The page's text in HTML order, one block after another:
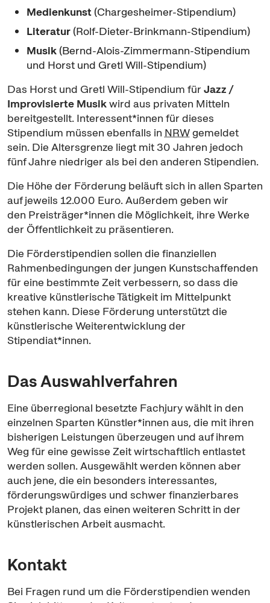
Medienkunst (Chargesheimer-Stipendium)
Literatur (Rolf-Dieter-Brinkmann-Stipendium)
Musik (Bernd-Alois-Zimmermann-Stipendium
und Horst und Gretl Will-Stipendium)
Das Horst und Gretl Will-Stipendium fürJazz /
Improvisierte Musikwird aus privaten Mitteln
bereitgestellt. Interessent*innen für dieses
Stipendium müssen ebenfalls in NRWgemeldet
sein. Die Altersgrenze liegt mit 30 Jahren jedoch
fünf Jahre niedriger als bei den anderen Stipendien.
Die Höhe der Förderung beläuft sich in allen Sparten
auf jeweils 12.000 Euro. Außerdem geben wir
den Preisträger*innen die Möglichkeit, ihre Werke
der Öffentlichkeit zu präsentieren.
Die Förderstipendien sollen die finanziellen
Rahmenbedingungen der jungen Kunstschaffenden
für eine bestimmte Zeit verbessern, so dass die
kreative künstlerische Tätigkeit im Mittelpunkt
stehen kann. Diese Förderung unterstützt die
künstlerische Weiterentwicklung der
Stipendiat*innen.
Das Auswahlverfahren
Eine überregional besetzte Fachjury wählt in den
einzelnen Sparten Künstler*innen aus, die mit ihren
bisherigen Leistungen überzeugen und auf ihrem
Weg für eine gewisse Zeit wirtschaftlich entlastet
werden sollen. Ausgewählt werden können aber
auch jene, die ein besonders interessantes,
förderungswürdiges und schwer finanzierbares
Projekt planen, das einen weiteren Schritt in der
künstlerischen Arbeit ausmacht.
Kontakt
Bei Fragen rund um die Förderstipendien wenden